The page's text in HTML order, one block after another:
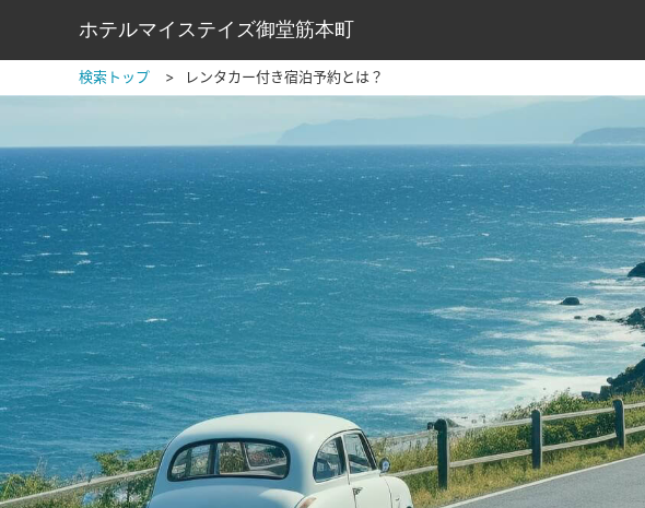
ホテルマイステイズ御堂筋本町
検索トップ レンタカー付き宿泊予約とは？